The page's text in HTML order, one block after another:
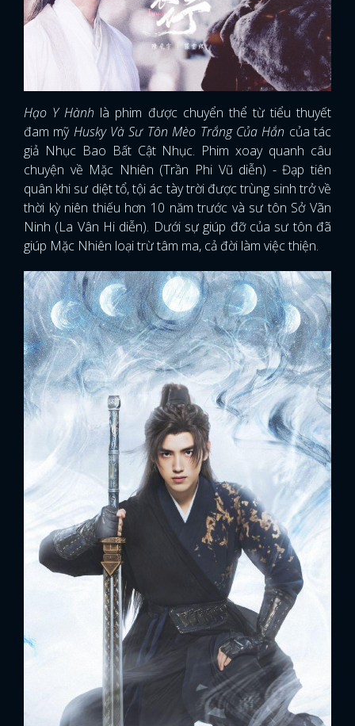
Hạo Y Hành là phim được chuyển thể từ tiểu thuyết
đam mỹ Husky Và Sư Tôn Mèo Trắng Của Hắn của tác
giả Nhục Bao Bất Cật Nhục. Phim xoay quanh câu
chuyện về Mặc Nhiên (Trần Phi Vũ diễn) - Đạp tiên
quân khi sư diệt tổ, tội ác tày trời được trùng sinh trở về
thời kỳ niên thiếu hơn 10 năm trước và sư tôn Sở Vãn
Ninh (La Vân Hi diễn). Dưới sự giúp đỡ của sư tôn đã
giúp Mặc Nhiên loại trừ tâm ma, cả đời làm việc thiện.